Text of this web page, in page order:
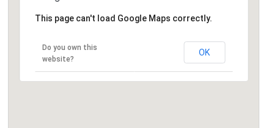
This page can't load Google Maps correctly.
Do you own this
website?
OK